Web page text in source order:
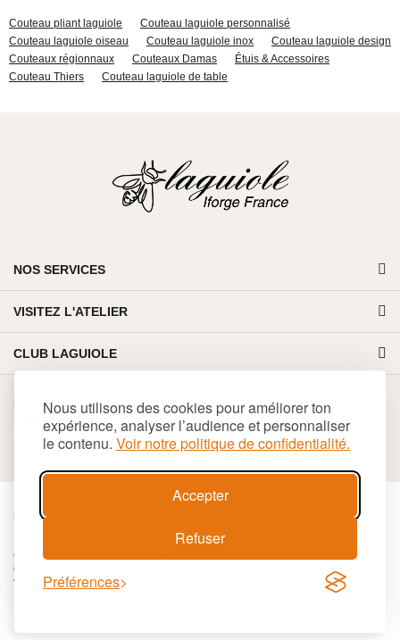
Nous utilisons des cookies pour améliorer ton
expérience, analyser l’audience et personnaliser
le contenu. Voir notre politique de confidentialité.
Accepter
Refuser
Préférences
Couteau pliant laguiole
Couteau laguiole personnalisé
Couteau laguiole oiseau
Couteau laguiole inox
Couteau laguiole design
Couteaux régionnaux
Couteaux Damas
Étuis & Accessoires
Couteau Thiers
Couteau laguiole de table
NOS SERVICES
VISITEZ L'ATELIER
CLUB LAGUIOLE
PAIEMENT 100% SÉCURISÉ
Cookies
© 2026 LAGUIOLE Iforge BP 10 - 63550 PALLADUC SIREN 944 105 808 00017 - Code
APE 284 A